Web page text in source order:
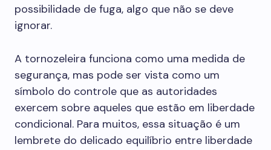
possibilidade de fuga, algo que não se deve
ignorar.
A tornozeleira funciona como uma medida de
segurança, mas pode ser vista como um
símbolo do controle que as autoridades
exercem sobre aqueles que estão em liberdade
condicional. Para muitos, essa situação é um
lembrete do delicado equilíbrio entre liberdade